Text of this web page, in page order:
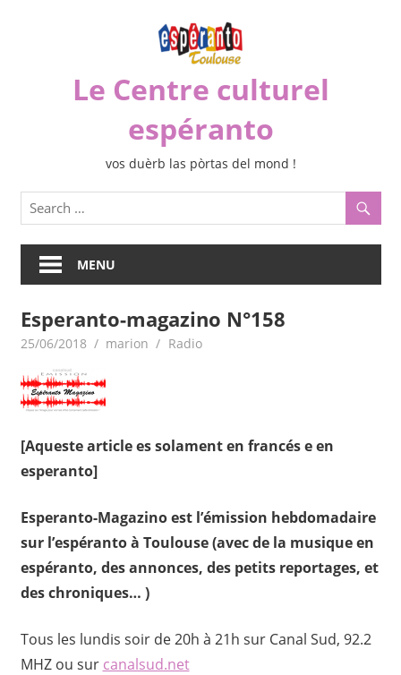
Le Centre culturel
espéranto
vos duèrb las pòrtas del mond !
MENU
Esperanto-magazino N°158
25/06/2018 marion Radio
[Aqueste article es solament en francés e en
esperanto]
Esperanto-Magazino est l’émission hebdomadaire
sur l’espéranto à Toulouse (avec de la musique en
espéranto, des annonces, des petits reportages, et
des chroniques… )
Tous les lundis soir de 20h à 21h sur Canal Sud, 92.2
MHZ ou sur canalsud.net